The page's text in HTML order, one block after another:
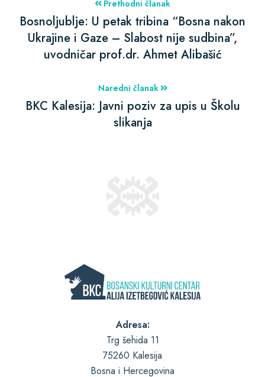
Prethodni članak
Bosnoljublje: U petak tribina “Bosna nakon
Ukrajine i Gaze – Slabost nije sudbina”,
uvodničar prof.dr. Ahmet Alibašić
Naredni članak
BKC Kalesija: Javni poziv za upis u Školu
slikanja
Adresa:
Trg šehida 11
75260 Kalesija
Bosna i Hercegovina